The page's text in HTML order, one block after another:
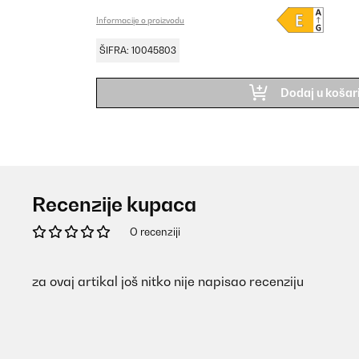
Informacije o proizvodu
ŠIFRA: 10045803
Dodaj u
Recenzije kupaca
O recenziji
za ovaj artikal još nitko nije napisao recenziju